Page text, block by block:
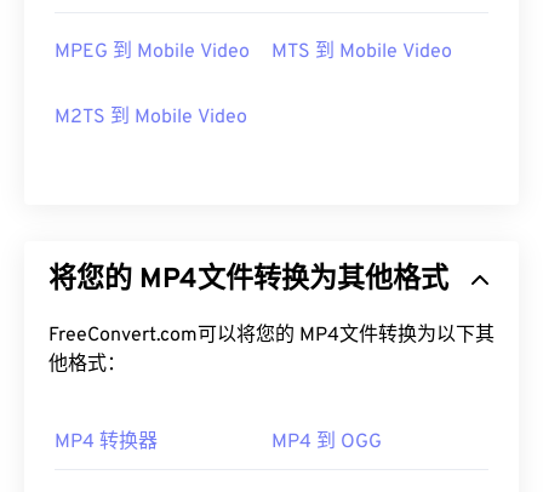
MPEG 到 Mobile Video MTS 到 Mobile Video
M2TS 到 Mobile Video
将您的 MP4文件转换为其他格式
FreeConvert.com可以将您的 MP4文件转换为以下其
他格式：
MP4 转换器 MP4 到 OGG